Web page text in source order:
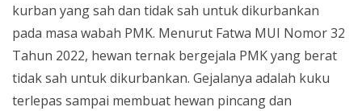
kurban yang sah dan tidak sah untuk dikurbankan
pada masa wabah PMK. Menurut Fatwa MUI Nomor 32
Tahun 2022, hewan ternak bergejala PMK yang berat
tidak sah untuk dikurbankan. Gejalanya adalah kuku
terlepas sampai membuat hewan pincang dan